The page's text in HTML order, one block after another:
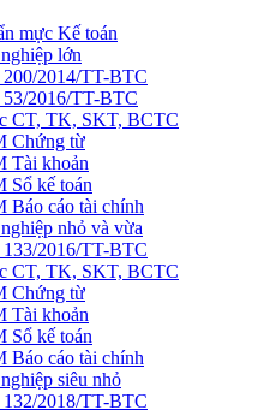
mực Kế toán
lớn
2014/TT-BTC
2016/TT-BTC
CT, TK, SKT, BCTC
Chứng từ
Tài khoản
Sổ kế toán
Báo cáo tài chính
nhỏ và vừa
2016/TT-BTC
CT, TK, SKT, BCTC
Chứng từ
Tài khoản
Sổ kế toán
Báo cáo tài chính
siêu nhỏ
2018/TT-BTC